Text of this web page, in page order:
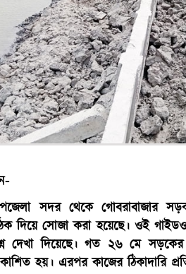
সদর থেকে গোবরাবাজার
দিয়ে সোজা করা হয়েছে। ওই
দেখা দিয়েছে। গত ২৬ মে
হয়। এরপর কাজের ঠিকাদারি